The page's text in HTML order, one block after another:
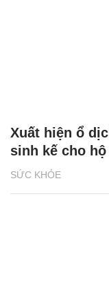
SỨC KHỎE
Xuất hiện ổ
sinh kế cho